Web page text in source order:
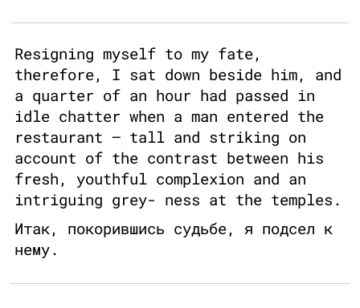
Resigning myself to my fate,
therefore, I sat down beside him, and
a quarter of an hour had passed in
idle chatter when a man entered the
restaurant — tall and striking on
account of the contrast between his
fresh, youthful complexion and an
intriguing grey- ness at the temples.
Итак, покорившись судьбе, я подсел к
нему.